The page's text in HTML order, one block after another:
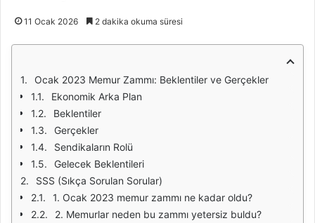
11 Ocak 2026 2 dakika okuma süresi
Ocak 2023 Memur Zammı: Beklentiler ve Gerçekler
Ekonomik Arka Plan
Beklentiler
Gerçekler
Sendikaların Rolü
Gelecek Beklentileri
SSS (Sıkça Sorulan Sorular)
1. Ocak 2023 memur zammı ne kadar oldu?
2. Memurlar neden bu zammı yetersiz buldu?